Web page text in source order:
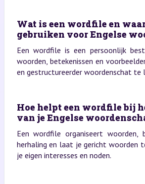
Wat is een wordfile en
gebruiken voor Engelse
Een wordfile is een persoonlijk
woorden, betekenissen en
en gestructureerder woordenschat te
Hoe helpt een wordfile bij
van je Engelse
Een wordfile organiseert woorden,
herhaling en laat je gericht woorden
je eigen interesses en noden.